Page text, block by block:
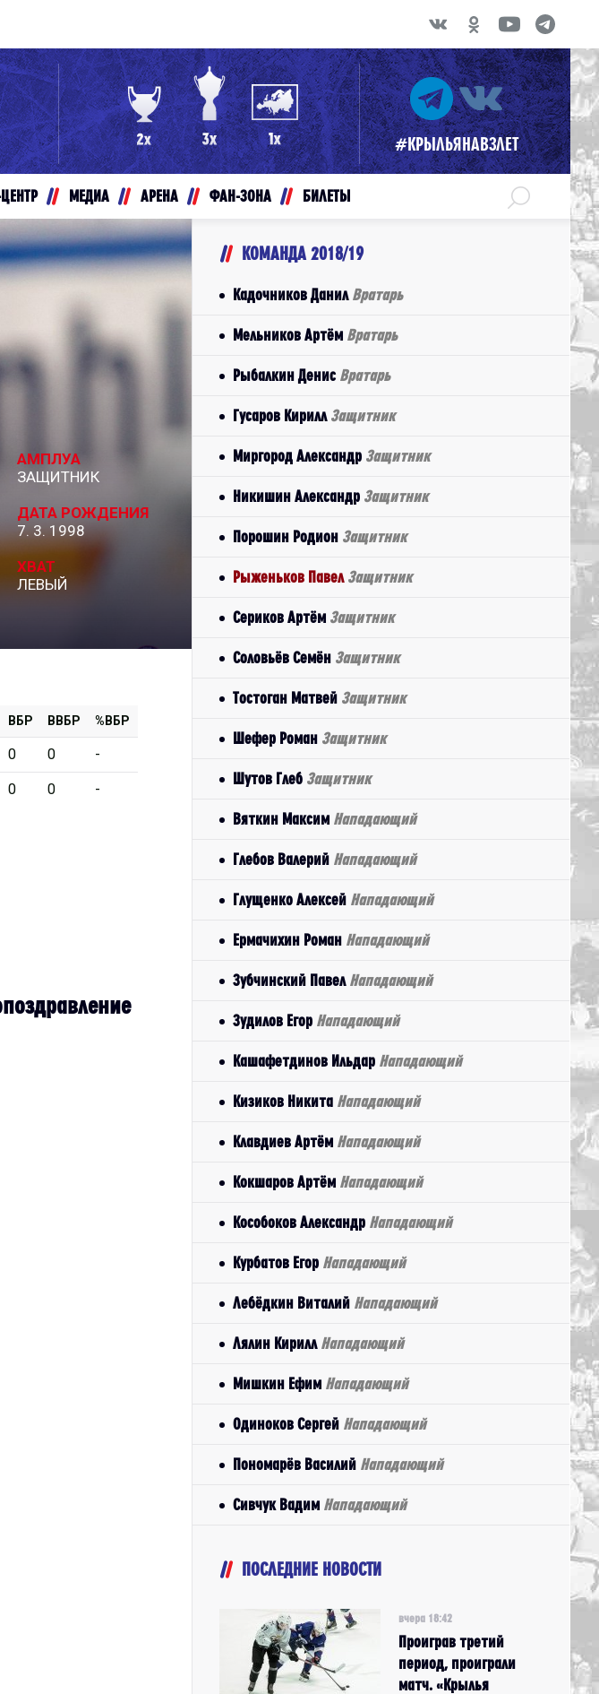
#КРЫЛЬЯНАВЗЛЕТ
МЕДИА АРЕНА ФАН-ЗОНА БИЛЕТЫ
АМПЛУА
ЗАЩИТНИК
ДАТА РОЖДЕНИЯ
7. 3. 1998
ХВАТ
ЛЕВЫЙ
ВБР ВВБР %ВБР
0 0 -
0 0 -
КОМАНДА 2018/19
Кадочников Данил Вратарь
Мельников Артём Вратарь
Рыбалкин Денис Вратарь
Гусаров Кирилл Защитник
Миргород Александр Защитник
Никишин Александр Защитник
Порошин Родион Защитник
Рыженьков Павел Защитник
Сериков Артём Защитник
Соловьёв Семён Защитник
Тостоган Матвей Защитник
Шефер Роман Защитник
Шутов Глеб Защитник
Вяткин Максим Нападающий
Глебов Валерий Нападающий
Глущенко Алексей Нападающий
Ермачихин Роман Нападающий
Зубчинский Павел Нападающий
Зудилов Егор Нападающий
Кашафетдинов Ильдар Нападающий
Кизиков Никита Нападающий
Клавдиев Артём Нападающий
Кокшаров Артём Нападающий
Кособоков Александр Нападающий
Курбатов Егор Нападающий
Лебёдкин Виталий Нападающий
Лялин Кирилл Нападающий
Мишкин Ефим Нападающий
Одиноков Сергей Нападающий
Пономарёв Василий Нападающий
Сивчук Вадим Нападающий
ПОСЛЕДНИЕ НОВОСТИ
вчера 18:42
Проиграв третий
период, проиграли
матч. «Крылья